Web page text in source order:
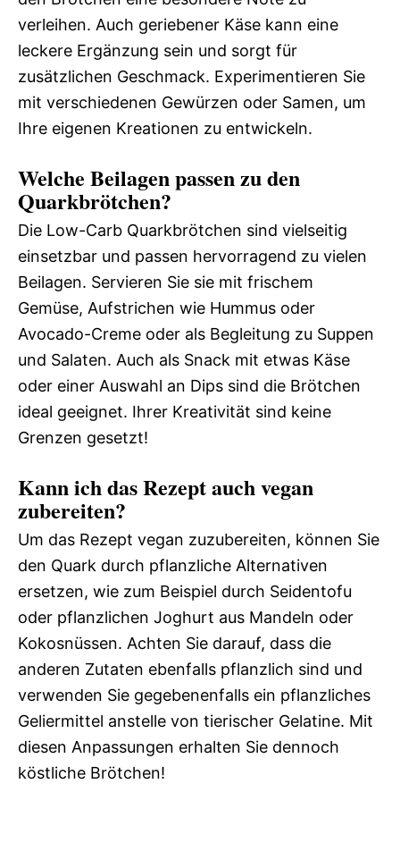
verleihen. Auch geriebener Käse kann eine
leckere Ergänzung sein und sorgt für
zusätzlichen Geschmack. Experimentieren Sie
mit verschiedenen Gewürzen oder Samen, um
Ihre eigenen Kreationen zu entwickeln.
Welche Beilagen passen zu den
Quarkbrötchen?
Die Low-Carb Quarkbrötchen sind vielseitig
einsetzbar und passen hervorragend zu vielen
Beilagen. Servieren Sie sie mit frischem
Gemüse, Aufstrichen wie Hummus oder
Avocado-Creme oder als Begleitung zu Suppen
und Salaten. Auch als Snack mit etwas Käse
oder einer Auswahl an Dips sind die Brötchen
ideal geeignet. Ihrer Kreativität sind keine
Grenzen gesetzt!
Kann ich das Rezept auch vegan
zubereiten?
Um das Rezept vegan zuzubereiten, können Sie
den Quark durch pflanzliche Alternativen
ersetzen, wie zum Beispiel durch Seidentofu
oder pflanzlichen Joghurt aus Mandeln oder
Kokosnüssen. Achten Sie darauf, dass die
anderen Zutaten ebenfalls pflanzlich sind und
verwenden Sie gegebenenfalls ein pflanzliches
Geliermittel anstelle von tierischer Gelatine. Mit
diesen Anpassungen erhalten Sie dennoch
köstliche Brötchen!